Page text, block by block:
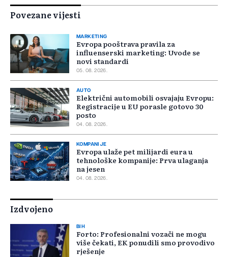
Povezane vijesti
MARKETING
Evropa pooštrava pravila za
influenserski marketing: Uvode se
novi standardi
05. 08. 2026.
AUTO
Električni automobili osvajaju Evropu:
Registracije u EU porasle gotovo 30
posto
04. 08. 2026.
KOMPANIJE
Evropa ulaže pet milijardi eura u
tehnološke kompanije: Prva ulaganja
na jesen
04. 08. 2026.
Izdvojeno
BIH
Forto: Profesionalni vozači ne mogu
više čekati, EK ponudili smo provodivo
rješenje